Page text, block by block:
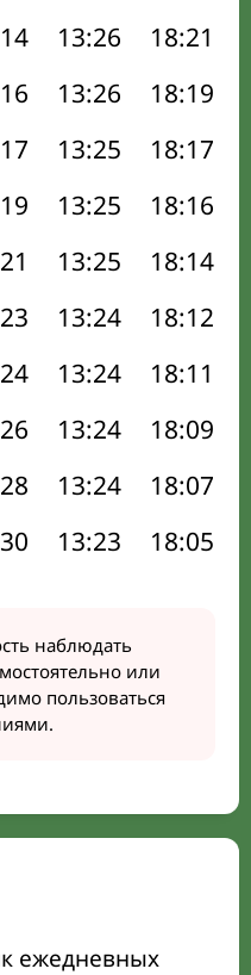
13:26 18:21
13:26 18:19
13:25 18:17
13:25 18:16
13:25 18:14
13:24 18:12
13:24 18:11
13:24 18:09
13:24 18:07
13:23 18:05
наблюдать
или
пользоваться
ежедневных